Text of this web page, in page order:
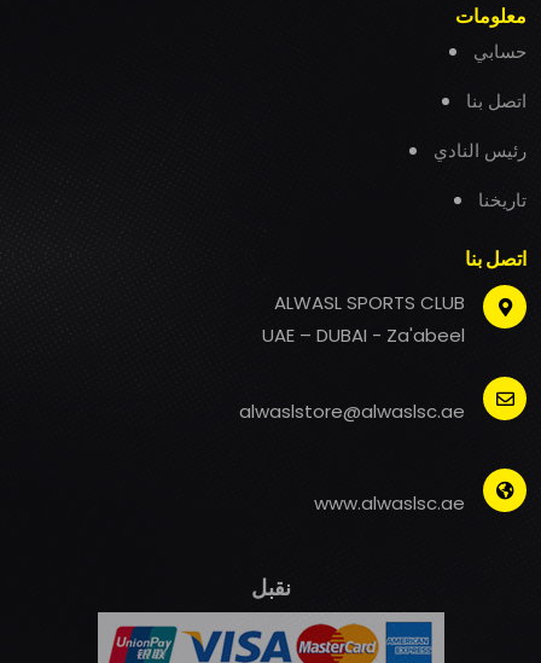
معلومات
حسابي
اتصل بنا
رئيس النادي
تاريخنا
اتصل بنا
ALWASL SPORTS CLUB
UAE – DUBAI - Za'abeel
alwaslstore@alwaslsc.ae
www.alwaslsc.ae
نقبل